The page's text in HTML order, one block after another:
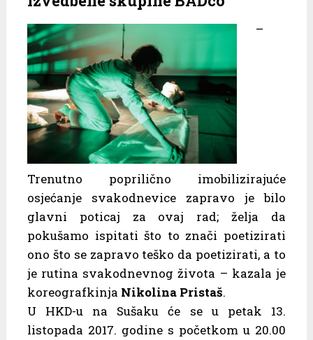
–
Trenutno poprilično imobilizirajuće
osjećanje svakodnevice zapravo je bilo
glavni poticaj za ovaj rad; želja da
pokušamo ispitati što to znači poetizirati
ono što se zapravo teško da poetizirati, a to
je rutina svakodnevnog života – kazala je
koreografkinja Nikolina Pristaš.
U HKD-u na Sušaku će se u petak 13.
listopada 2017. godine s početkom u 20.00